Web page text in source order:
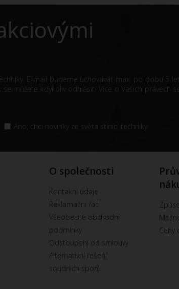
E-mail budeme uchovávat max. po dobu 5
můžete kdykoliv odhlásit. Více o Vašich právech
Ano, chci novinky ze světa stínící techniky.
O společnosti
Kontakní údaje
Reklamační řád
Všeobecné obchodní
podmínky
Odstoupení od smlouvy
Alternativní řešení
soudních sporů
Ceny